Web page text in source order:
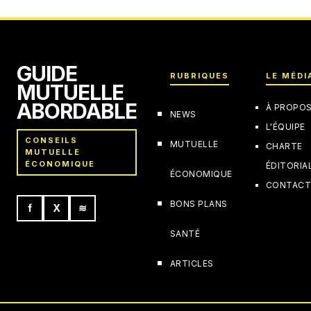
GUIDE
MUTUELLE
ABORDABLE
CONSEILS
MUTUELLE
ÉCONOMIQUE
f X ≋
RUBRIQUES
NEWS
MUTUELLE
ÉCONOMIQUE
BONS PLANS
SANTÉ
ARTICLES
LE
À
L'ÉQUIPE
CHARTE
CONTACT